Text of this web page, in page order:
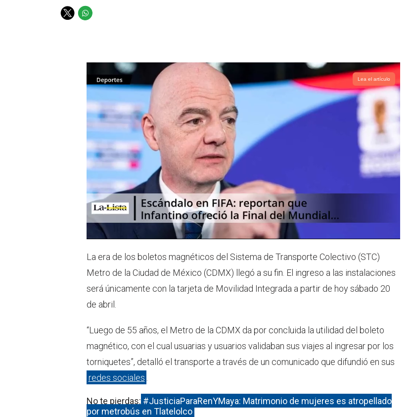
T
W
p
Lea el artículo
La era de los boletos magnéticos del Sistema de Transporte Colectivo (STC)
Metro de la Ciudad de México (CDMX) llegó a su fin. El ingreso a las instalaciones
será únicamente con la tarjeta de Movilidad Integrada a partir de hoy sábado 20
de abril.
“Luego de 55 años, el Metro de la CDMX da por concluida la utilidad del boleto
magnético, con el cual usuarias y usuarios validaban sus viajes al ingresar por los
torniquetes”, detalló el transporte a través de un comunicado que difundió en sus
redes sociales
No te pierdas: #JusticiaParaRenYMaya: Matrimonio de mujeres es atropellado
por metrobús en Tlatelolco